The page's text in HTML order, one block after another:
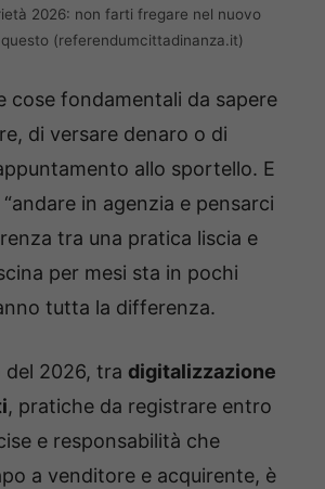
2026: non farti fregare nel nuovo
(referendumcittadinanza.it)
cose fondamentali da sapere
di versare denaro o di
allo sportello. E
in agenzia e pensarci
tra una pratica liscia e
per mesi sta in pochi
tutta la differenza.
del 2026, tra digitalizzazione
, pratiche da registrare entro
e responsabilità che
a venditore e acquirente, è